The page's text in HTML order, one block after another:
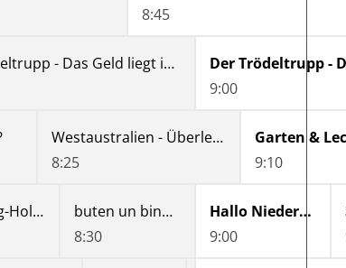
8:45
Der Trödeltrupp - Das Geld liegt im Keller
9:00
Westaustralien - Überleben im Outback
8:25
Garten &
9:10
Schleswig-Holstein Magazin
buten un binnen | regionalmagazin
8:30
Hallo Niedersachsen
9:00